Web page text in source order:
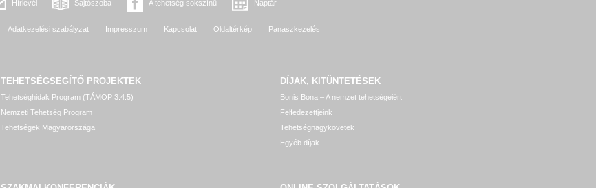
Hírlevél Sajtószoba A tehetség sokszínű Naptár
Adatkezelési szabályzat Impresszum Kapcsolat Oldaltérkép Panaszkezelés
TEHETSÉGSEGÍTŐ PROJEKTEK
Tehetséghidak Program (TÁMOP 3.4.5)
Nemzeti Tehetség Program
Tehetségek Magyarországa
DÍJAK, KITÜNTETÉSEK
Bonis Bona – A nemzet tehetségeiért
Felfedezettjeink
Tehetségnagykövetek
Egyéb díjak